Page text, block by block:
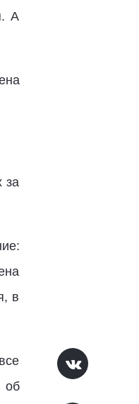
А
за
в
об